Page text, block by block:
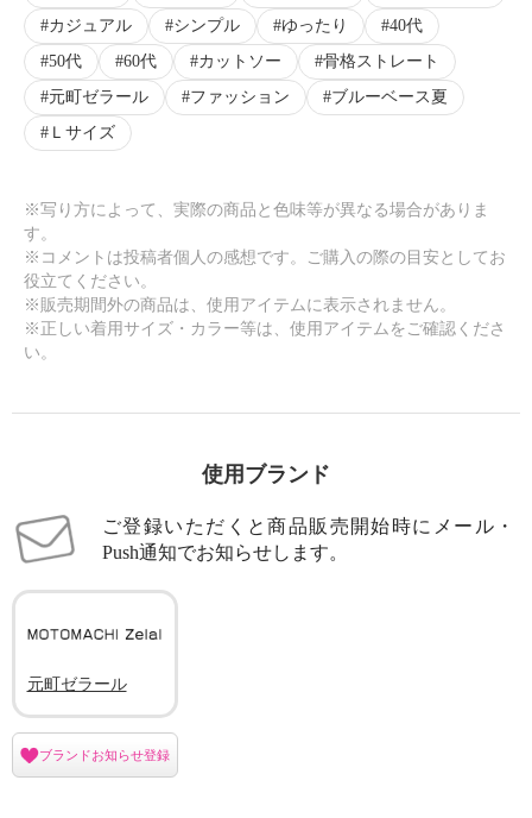
カジュアル
シンプル ゆったり
40代
50代
60代 カットソー
骨格ストレート
元町ゼラール
ファッション
ブルーベース夏
Ｌサイズ
※写り方によって、実際の商品と色味等が異なる場合がありま
す。
※コメントは投稿者個人の感想です。ご購入の際の目安としてお
役立てください。
※販売期間外の商品は、使用アイテムに表示されません。
※正しい着用サイズ・カラー等は、使用アイテムをご確認くださ
い。
使用ブランド
ご登録いただくと商品販売開始時にメール・
Push通知でお知らせします。
元町ゼラール
ブランドお知らせ登録